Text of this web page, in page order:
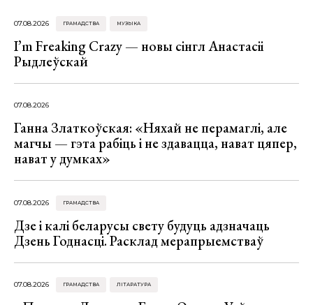
07.08.2026 ГРАМАДСТВА МУЗЫКА
I’m Freaking Crazy — новы сінгл Анастасіі
Рыдлеўскай
07.08.2026
Ганна Златкоўская: «Няхай не перамаглі, але
магчы — гэта рабіць і не здавацца, нават цяпер,
нават у думках»
07.08.2026 ГРАМАДСТВА
Дзе і калі беларусы свету будуць адзначаць
Дзень Годнасці. Расклад мерапрыемстваў
07.08.2026 ГРАМАДСТВА ЛІТАРАТУРА